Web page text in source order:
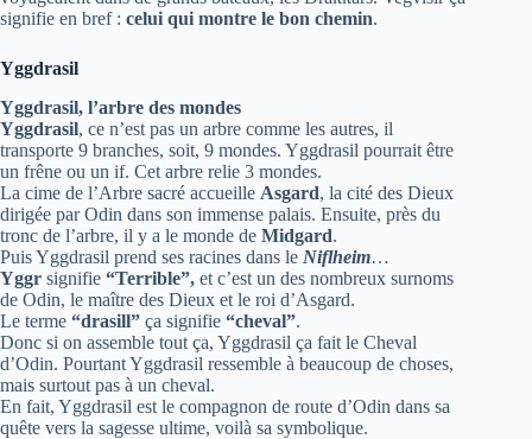
signifie en bref : celui qui montre le bon chemin.
Yggdrasil
Yggdrasil, l’arbre des mondes
Yggdrasil, ce n’est pas un arbre comme les autres, il
transporte 9 branches, soit, 9 mondes. Yggdrasil pourrait être
un frêne ou un if. Cet arbre relie 3 mondes.
La cime de l’Arbre sacré accueille Asgard, la cité des Dieux
dirigée par Odin dans son immense palais. Ensuite, près du
tronc de l’arbre, il y a le monde de Midgard.
Puis Yggdrasil prend ses racines dans le Niflheim…
Yggr signifie “Terrible”, et c’est un des nombreux surnoms
de Odin, le maître des Dieux et le roi d’Asgard.
Le terme “drasill” ça signifie “cheval”.
Donc si on assemble tout ça, Yggdrasil ça fait le Cheval
d’Odin. Pourtant Yggdrasil ressemble à beaucoup de choses,
mais surtout pas à un cheval.
En fait, Yggdrasil est le compagnon de route d’Odin dans sa
quête vers la sagesse ultime, voilà sa symbolique.